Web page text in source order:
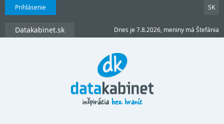
Prihlásenie SK
Datakabinet.sk Dnes je 7.8.2026, meniny má Štefánia